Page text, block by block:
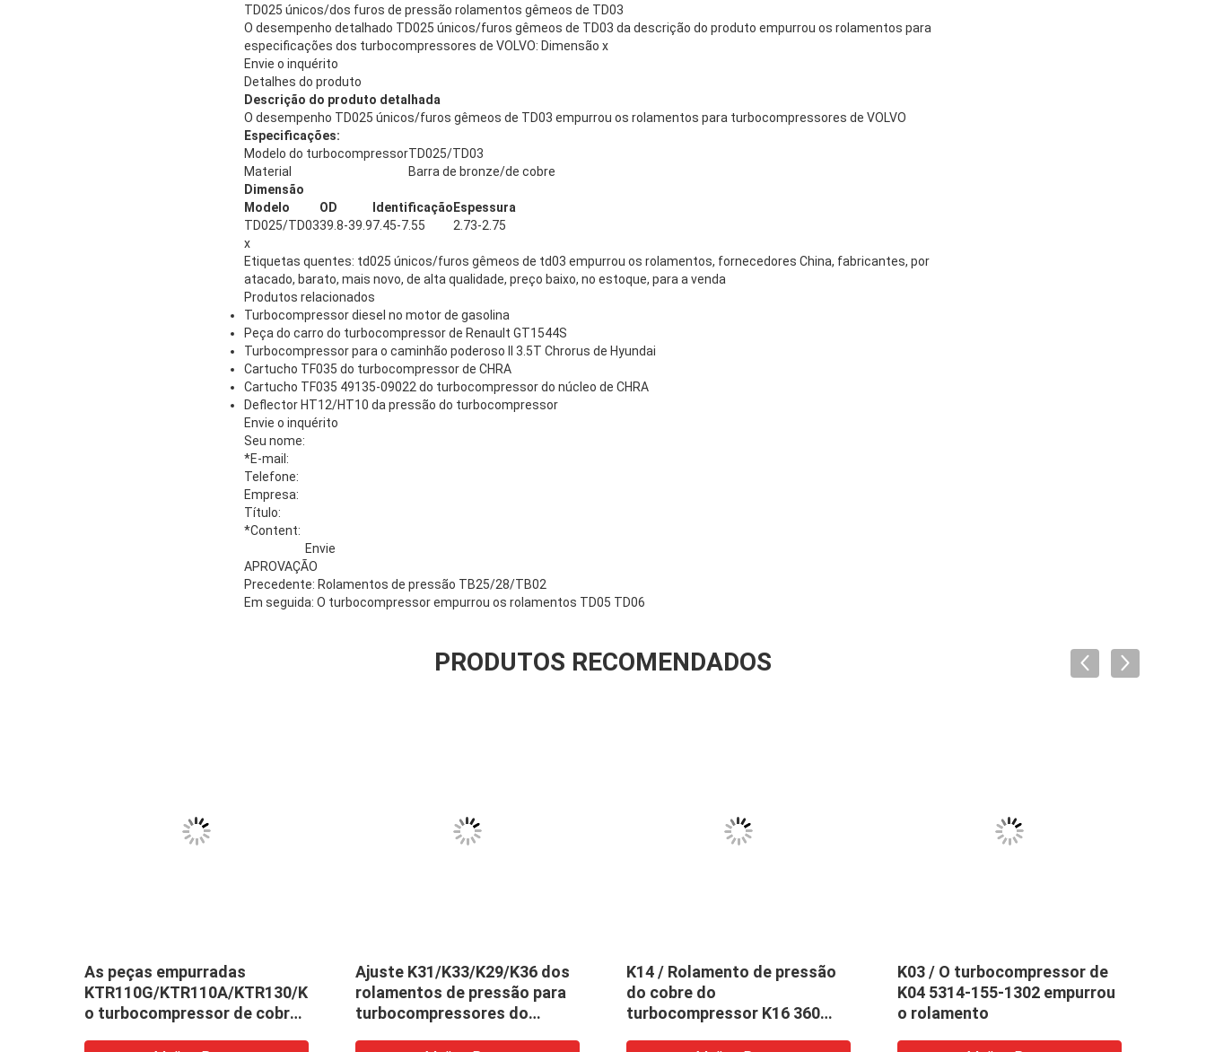
TD025 únicos/dos furos de pressão rolamentos gêmeos de TD03
O desempenho detalhado TD025 únicos/furos gêmeos de TD03 da descrição do produto empurrou os rolamentos para
especificações dos turbocompressores de VOLVO: Dimensão x
Envie o inquérito
Detalhes do produto
Descrição do produto detalhada
O desempenho TD025 únicos/furos gêmeos de TD03 empurrou os rolamentos para turbocompressores de VOLVO
Especificações:
Modelo do turbocompressorTD025/TD03
Material
Barra de bronze/de cobre
Dimensão
Modelo
OD Identificação Espessura
TD025/TD0339.8-39.97.45-7.55
2.73-2.75
x
Etiquetas quentes: td025 únicos/furos gêmeos de td03 empurrou os rolamentos, fornecedores China, fabricantes, por
atacado, barato, mais novo, de alta qualidade, preço baixo, no estoque, para a venda
Produtos relacionados
Turbocompressor diesel no motor de gasolina
Peça do carro do turbocompressor de Renault GT1544S
Turbocompressor para o caminhão poderoso II 3.5T Chrorus de Hyundai
Cartucho TF035 do turbocompressor de CHRA
Cartucho TF035 49135-09022 do turbocompressor do núcleo de CHRA
Deflector HT12/HT10 da pressão do turbocompressor
Envie o inquérito
Seu nome:
*E-mail :
Telefone:
Empresa:
Título:
*Content:
Envie
APROVAÇÃO
Precedente: Rolamentos de pressão TB25/28/TB02
Em seguida: O turbocompressor empurrou os rolamentos TD05 TD06
PRODUTOS RECOMENDADOS
As peças empurradas
KTR110G/KTR110A/KTR130/KTR90,
o turbocompressor de cobre
Ajuste K31/K33/K29/K36 dos
rolamentos de pressão para
turbocompressores do
K14 / Rolamento de pressão
do cobre do
turbocompressor K16 360
K03 / O turbocompressor de
K04 5314-155-1302 empurrou
o rolamento